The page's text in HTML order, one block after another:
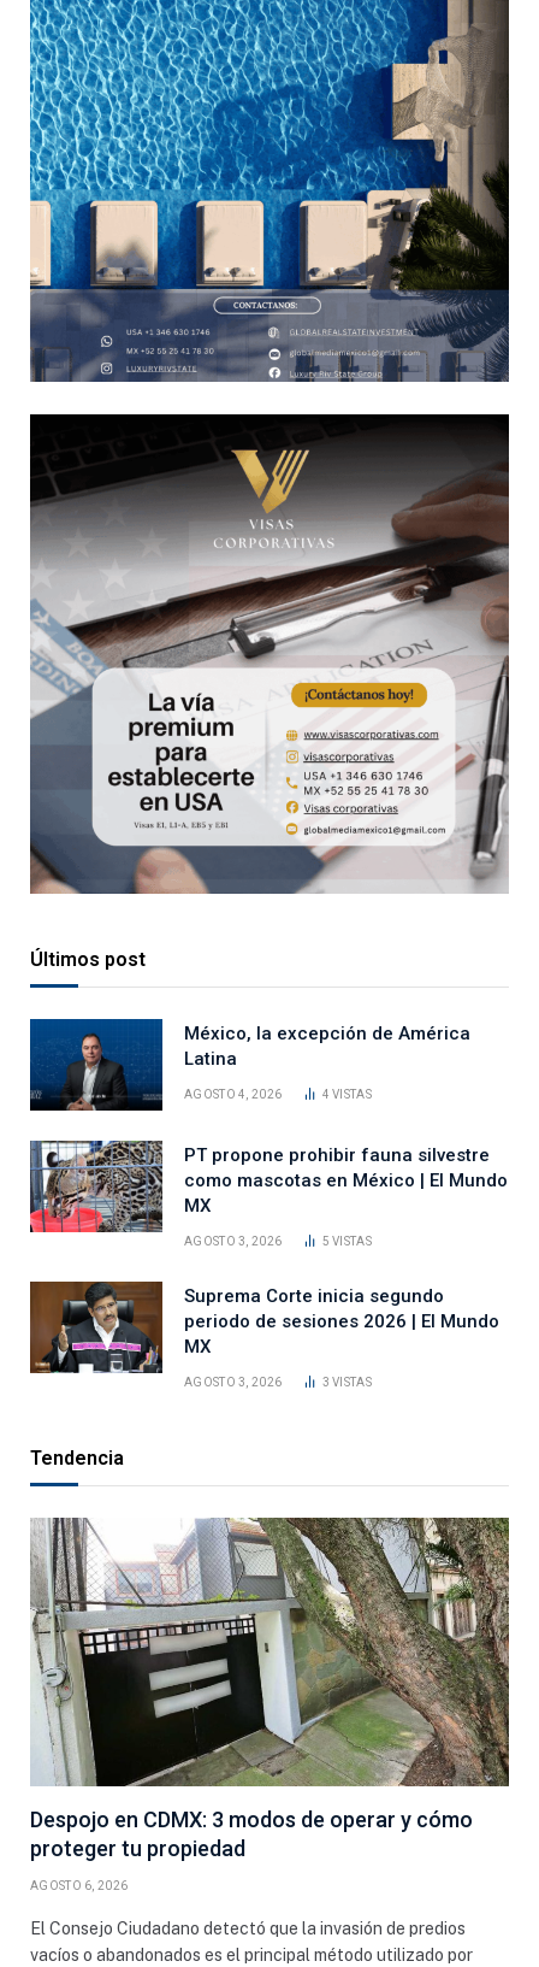
Últimos post
México, la excepción de América
Latina
AGOSTO 4, 2026 4VISTAS
PT propone prohibir fauna silvestre
como mascotas en México | El Mundo
MX
AGOSTO 3, 2026 5VISTAS
Suprema Corte inicia segundo
periodo de sesiones 2026 | El Mundo
MX
AGOSTO 3, 2026 3VISTAS
Tendencia
Despojo en CDMX: 3 modos de operar y cómo
proteger tu propiedad
AGOSTO 6, 2026
El Consejo Ciudadano detectó que la invasión de predios
vacíos o abandonados es el principal método utilizado por